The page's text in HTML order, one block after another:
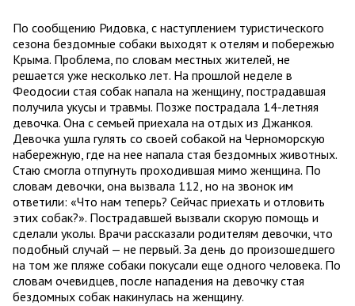
По сообщению Ридовка, с наступлением туристического
сезона бездомные собаки выходят к отелям и побережью
Крыма. Проблема, по словам местных жителей, не
решается уже несколько лет. На прошлой неделе в
Феодосии стая собак напала на женщину, пострадавшая
получила укусы и травмы. Позже пострадала 14-летняя
девочка. Она с семьей приехала на отдых из Джанкоя.
Девочка ушла гулять со своей собакой на Черноморскую
набережную, где на нее напала стая бездомных животных.
Стаю смогла отпугнуть проходившая мимо женщина. По
словам девочки, она вызвала 112, но на звонок им
ответили: «Что нам теперь? Сейчас приехать и отловить
этих собак?». Пострадавшей вызвали скорую помощь и
сделали уколы. Врачи рассказали родителям девочки, что
подобный случай — не первый. За день до произошедшего
на том же пляже собаки покусали еще одного человека. По
словам очевидцев, после нападения на девочку стая
бездомных собак накинулась на женщину.